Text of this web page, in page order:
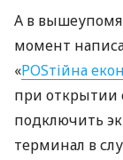
А в
момент
«POSтійна
при открытии
подключить
терминал в